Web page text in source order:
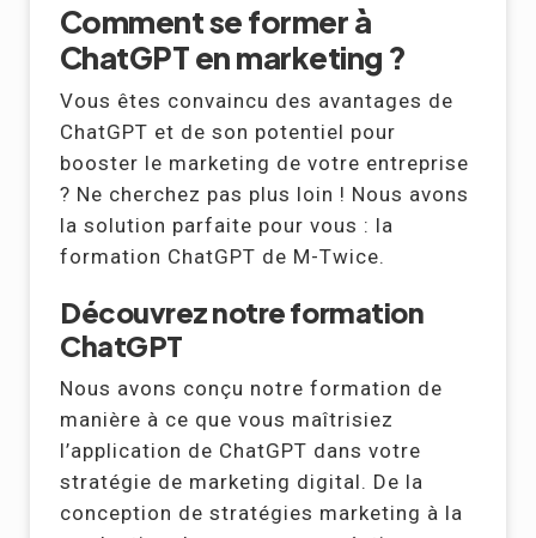
Comment se former à
ChatGPT en marketing ?
Vous êtes convaincu des avantages de
ChatGPT et de son potentiel pour
booster le marketing de votre entreprise
? Ne cherchez pas plus loin ! Nous avons
la solution parfaite pour vous : la
formation ChatGPT de M-Twice.
Découvrez notre formation
ChatGPT
Nous avons conçu notre formation de
manière à ce que vous maîtrisiez
l’application de ChatGPT dans votre
stratégie de marketing digital. De la
conception de stratégies marketing à la